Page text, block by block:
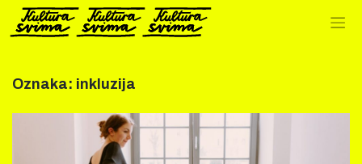
Preskoči
sadržaj
Oznaka: inkluzija